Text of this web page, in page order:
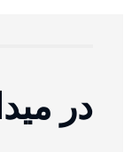
در